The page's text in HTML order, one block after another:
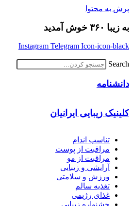
پرش به محتوا
به زیبا ۳۶۰ خوش آمدید
Instagram Telegram Icon-icon-black
Search
دانشنامه
کلینیک زیبایی ایرانیان
تناسب اندام
مراقبت از پوست
مراقبت از مو
آرایشی و زیبایی
ورزش و سلامتی
تغذیه سالم
غذای رژیمی